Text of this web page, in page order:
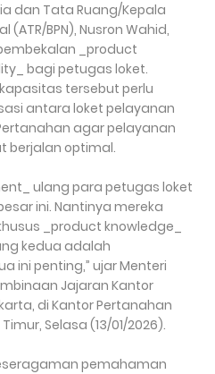
dan Tata Ruang/Kepala
BPN), Nusron Wahid,
_product
bagi petugas loket.
tersebut perlu
antara loket pelayanan
agar pelayanan
berjalan optimal.
ulang para petugas loket
ini. Nantinya mereka
_product knowledge_
kedua adalah
ini penting,” ujar Menteri
Jajaran Kantor
di Kantor Pertanahan
Selasa (13/01/2026).
pemahaman